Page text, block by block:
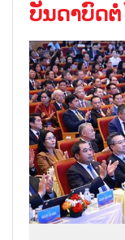
ບັນດາບົດຕໍ່